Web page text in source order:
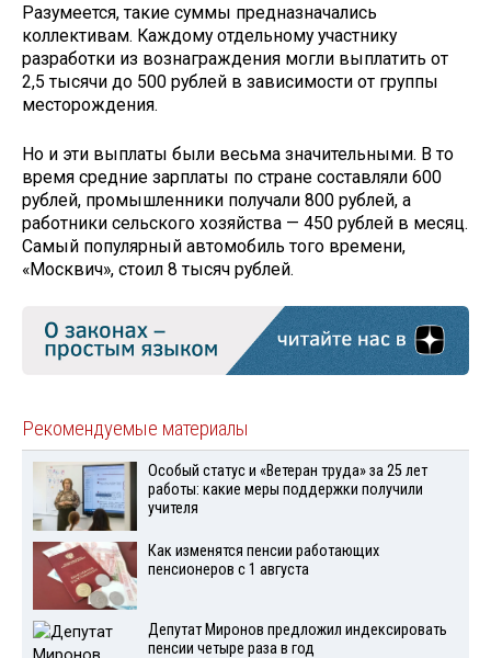
Разумеется, такие суммы предназначались
коллективам. Каждому отдельному участнику
разработки из вознаграждения могли выплатить от
2,5 тысячи до 500 рублей в зависимости от группы
месторождения.
Но и эти выплаты были весьма значительными. В то
время средние зарплаты по стране составляли 600
рублей, промышленники получали 800 рублей, а
работники сельского хозяйства — 450 рублей в месяц.
Самый популярный автомобиль того времени,
«Москвич», стоил 8 тысяч рублей.
Рекомендуемые материалы
Особый статус и «Ветеран труда» за 25 лет
работы: какие меры поддержки получили
учителя
Как изменятся пенсии работающих
пенсионеров с 1 августа
Депутат Миронов предложил индексировать
пенсии четыре раза в год